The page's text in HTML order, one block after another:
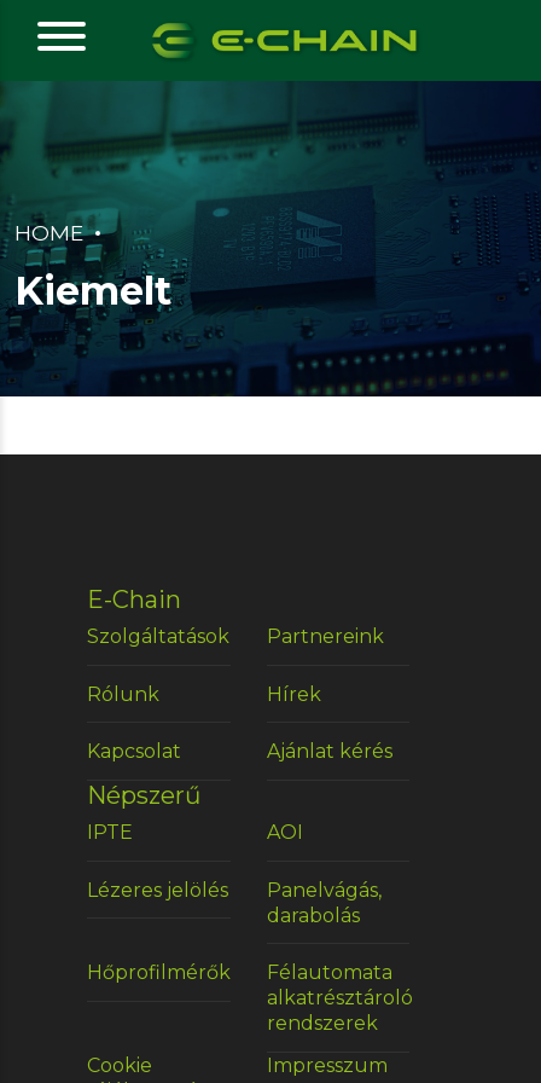
HOME
Kiemelt
E-Chain
Szolgáltatások Partnereink
Rólunk Hírek
Kapcsolat Ajánlat kérés
Népszerű
IPTE AOI
Lézeres jelölés
Panelvágás,
darabolás
Hőprofilmérők
Félautomata
alkatrésztároló
rendszerek
Cookie
Impresszum